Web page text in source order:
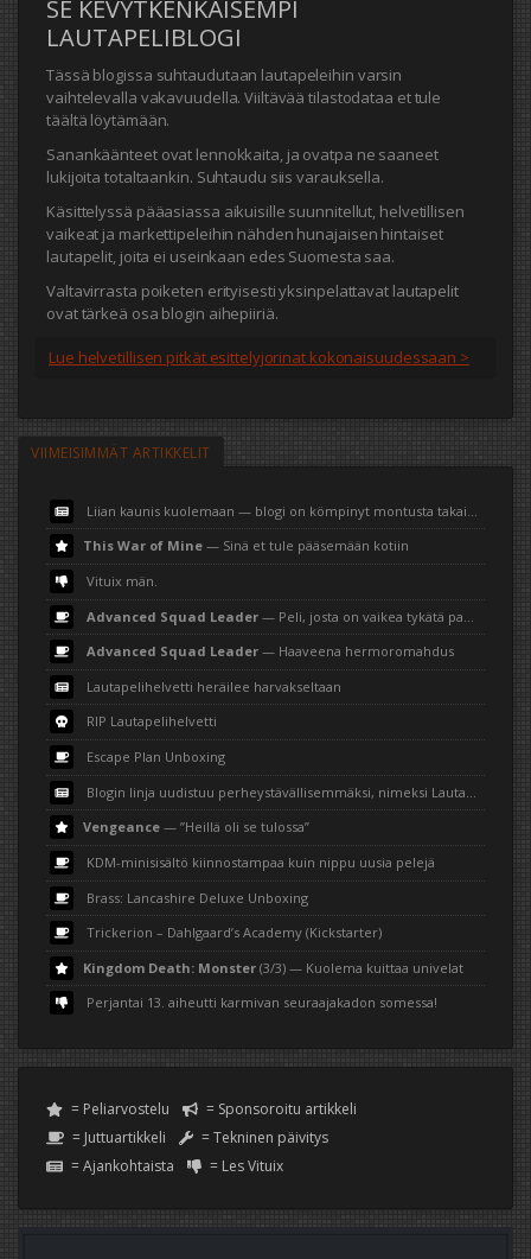
SE KEVYTKENKÄISEMPI
LAUTAPELIBLOGI
Tässä blogissa suhtaudutaan lautapeleihin varsin
vaihtelevalla vakavuudella. Viiltävää tilastodataa et tule
täältä löytämään.
Sanankäänteet ovat lennokkaita, ja ovatpa ne saaneet
lukijoita totaltaankin. Suhtaudu siis varauksella.
Käsittelyssä pääasiassa aikuisille suunnitellut, helvetillisen
vaikeat ja markettipeleihin nähden hunajaisen hintaiset
lautapelit, joita ei useinkaan edes Suomesta saa.
Valtavirrasta poiketen erityisesti yksinpelattavat lautapelit
ovat tärkeä osa blogin aihepiiriä.
Lue helvetillisen pitkät esittelyjorinat kokonaisuudessaan >
VIIMEISIMMÄT ARTIKKELIT
Liian kaunis kuolemaan — blogi on kömpinyt montusta takaisin
This War of Mine — Sinä et tule pääsemään kotiin
Vituix män.
Advanced Squad Leader — Peli, josta on vaikea tykätä paperilla
Advanced Squad Leader — Haaveena hermoromahdus
Lautapelihelvetti heräilee harvakseltaan
RIP Lautapelihelvetti
Escape Plan Unboxing
Blogin linja uudistuu perheystävällisemmäksi, nimeksi Lautapelihemmetti
Vengeance — ”Heillä oli se tulossa”
KDM-minisisältö kiinnostampaa kuin nippu uusia pelejä
Brass: Lancashire Deluxe Unboxing
Trickerion – Dahlgaard’s Academy (Kickstarter)
Kingdom Death: Monster (3/3) — Kuolema kuittaa univelat
Perjantai 13. aiheutti karmivan seuraajakadon somessa!
= Peliarvostelu
= Sponsoroitu artikkeli
= Juttuartikkeli
= Tekninen päivitys
= Ajankohtaista
= Les Vituix